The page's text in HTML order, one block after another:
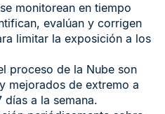
monitorean en tiempo
evalúan y corrigen
limitar la exposición a los
proceso de la Nube son
mejorados de extremo a
a la semana.